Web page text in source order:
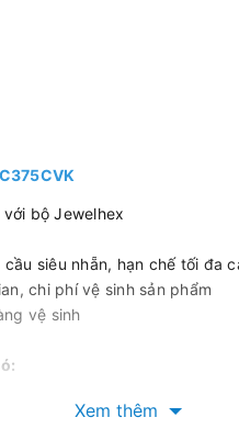
bộ Jewelhex
siêu nhẵn, hạn chế tối đa
chi phí vệ sinh sản phẩm
vệ sinh
Quốc
Xem thêm